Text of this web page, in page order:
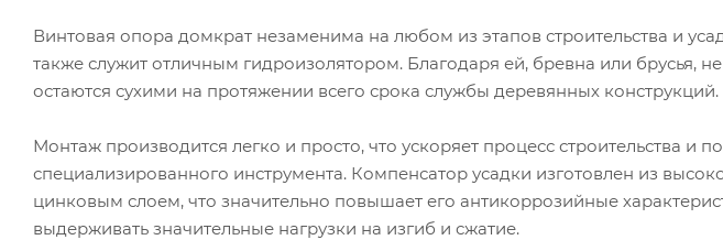
Винтовая опора домкрат незаменима на любом из этапов строительства и
также служит отличным гидроизолятором. Благодаря ей, бревна или брусья,
остаются сухими на протяжении всего срока службы деревянных конструкций.
Монтаж производится легко и просто, что ускоряет процесс строительства и
специализированного инструмента. Компенсатор усадки изготовлен из
цинковым слоем, что значительно повышает его антикоррозийные
выдерживать значительные нагрузки на изгиб и сжатие.